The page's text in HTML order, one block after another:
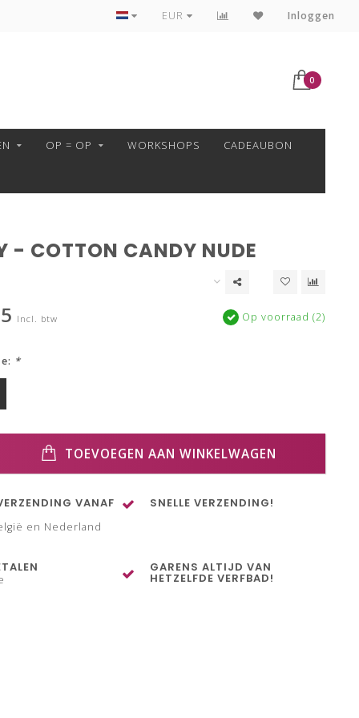
GARENS ALTIJD VAN HETZELFDE VERFBAD!
EUR Inloggen
0
OP = OP WORKSHOPS CADEAUBON
- COTTON CANDY NUDE
Incl. btw Op voorraad (2)
*
TOEVOEGEN AAN WINKELWAGEN
VANAF
en Nederland
SNELLE VERZENDING!
GARENS ALTIJD VAN
HETZELFDE VERFBAD!